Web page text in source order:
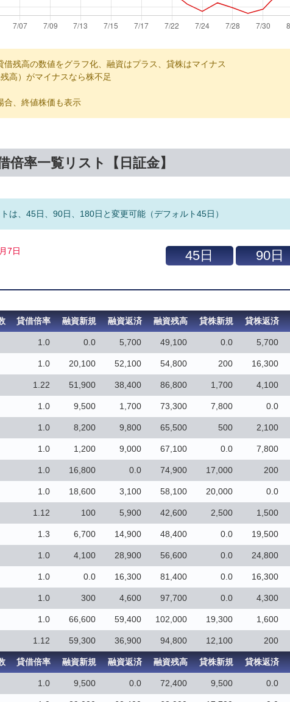
借残高の数値をグラフ化、融資はプラス、貸株はマイナス
高）がマイナスなら株不足
合、終値株価も表示
倍率一覧リスト【日証金】
は、45日、90日、180日と変更可能（デフォルト45日）
7日
貸借倍率 融資新規 融資返済 融資残高 貸株新規 貸株返済
1.0 0.0 5,700 49,100 0.0 5,700
1.0 20,100 52,100 54,800 200 16,300
1.22 51,900 38,400 86,800 1,700 4,100
1.0 9,500 1,700 73,300 7,800 0.0
1.0 8,200 9,800 65,500 500 2,100
1.0 1,200 9,000 67,100 0.0 7,800
1.0 16,800 0.0 74,900 17,000 200
1.0 18,600 3,100 58,100 20,000 0.0
1.12 100 5,900 42,600 2,500 1,500
1.3 6,700 14,900 48,400 0.0 19,500
1.0 4,100 28,900 56,600 0.0 24,800
1.0 0.0 16,300 81,400 0.0 16,300
1.0 300 4,600 97,700 0.0 4,300
1.0 66,600 59,400 102,000 19,300 1,600
1.12 59,300 36,900 94,800 12,100 200
貸借倍率 融資新規 融資返済 融資残高 貸株新規 貸株返済
1.0 9,500 0.0 72,400 9,500 0.0